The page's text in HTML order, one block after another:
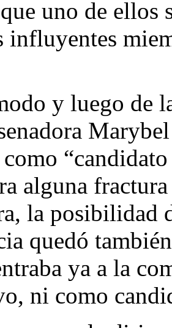
uno de
influyentes
y luego de
alguna
la posibilidad
quedó
ya a la
ni como